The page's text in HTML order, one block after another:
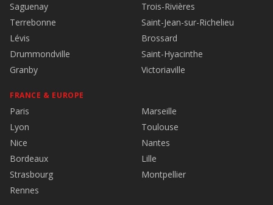
Saguenay
Trois-Rivières
Terrebonne
Saint-Jean-sur-Richelieu
Lévis
Brossard
Drummondville
Saint-Hyacinthe
Granby
Victoriaville
FRANCE & EUROPE
Paris
Marseille
Lyon
Toulouse
Nice
Nantes
Bordeaux
Lille
Strasbourg
Montpellier
Rennes